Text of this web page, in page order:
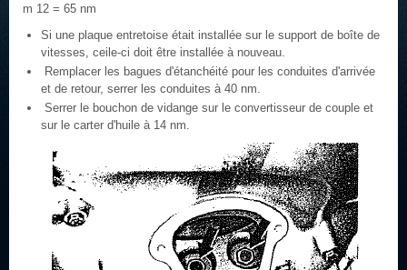
m 12 = 65 nm
Si une plaque entretoise était installée sur le support de boîte de
vitesses, ceile-ci doit être installée à nouveau.
Remplacer les bagues d'étanchéité pour les conduites d'arrivée
et de retour, serrer les conduites à 40 nm.
Serrer le bouchon de vidange sur le convertisseur de couple et
sur le carter d'huile à 14 nm.